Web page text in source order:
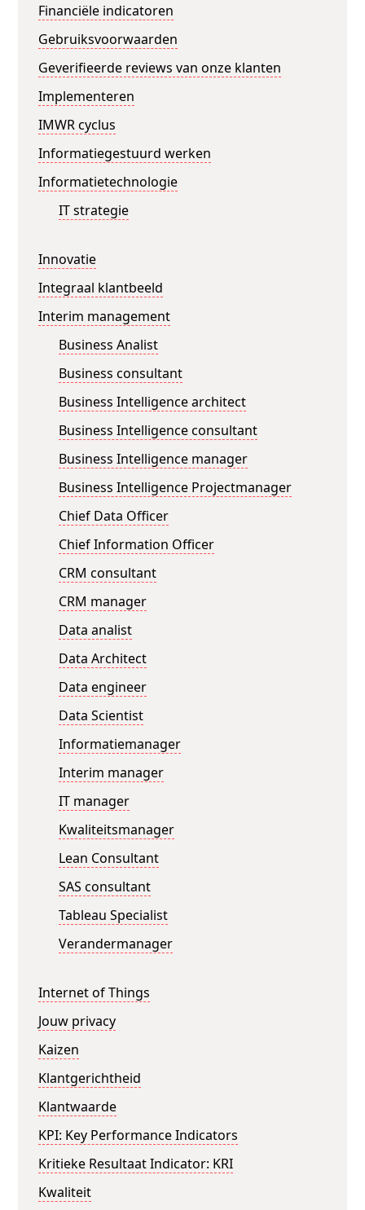
Financiële indicatoren
Gebruiksvoorwaarden
Geverifieerde reviews van onze klanten
Implementeren
IMWR cyclus
Informatiegestuurd werken
Informatietechnologie
IT strategie
Innovatie
Integraal klantbeeld
Interim management
Business Analist
Business consultant
Business Intelligence architect
Business Intelligence consultant
Business Intelligence manager
Business Intelligence Projectmanager
Chief Data Officer
Chief Information Officer
CRM consultant
CRM manager
Data analist
Data Architect
Data engineer
Data Scientist
Informatiemanager
Interim manager
IT manager
Kwaliteitsmanager
Lean Consultant
SAS consultant
Tableau Specialist
Verandermanager
Internet of Things
Jouw privacy
Kaizen
Klantgerichtheid
Klantwaarde
KPI: Key Performance Indicators
Kritieke Resultaat Indicator: KRI
Kwaliteit